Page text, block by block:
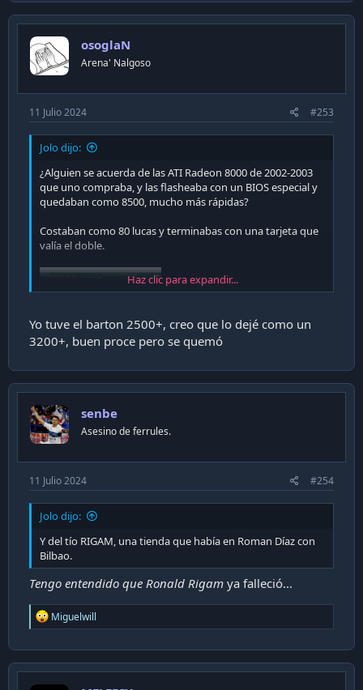
c
t
o
n
s
osoglaN
Arena' Nalgoso
11 Julio 2024 #253
Jolo dijo:
¿Alguien se acuerda de las ATI Radeon 8000 de 2002-2003
que uno compraba, y las flasheaba con un BIOS especial y
quedaban como 8500, mucho más rápidas?
Costaban como 80 lucas y terminabas con una tarjeta que
valía el doble.
También, de los Barton 2500+ que podías overclockear
fácilmente a 3000+ o algo así, recuerdo.
Yo resulta que a medida que fui "creciendo y trabajando", le
compré muchisimos, pero muchisimos computadores a
60-70 computadores).
desaparecieron, quebraron, etc. Nunca más supe de ellos.
Haz clic para expandir...
Yo tuve el barton 2500+, creo que lo dejé como un
3200+, buen proce pero se quemó
senbe
Asesino de ferrules.
11 Julio 2024 #254
Jolo dijo:
Y del tío RIGAM, una tienda que había en Roman Díaz con
Bilbao.
Tengo entendido que Ronald Rigam ya falleció...
R
e
c
t
Miguelwill